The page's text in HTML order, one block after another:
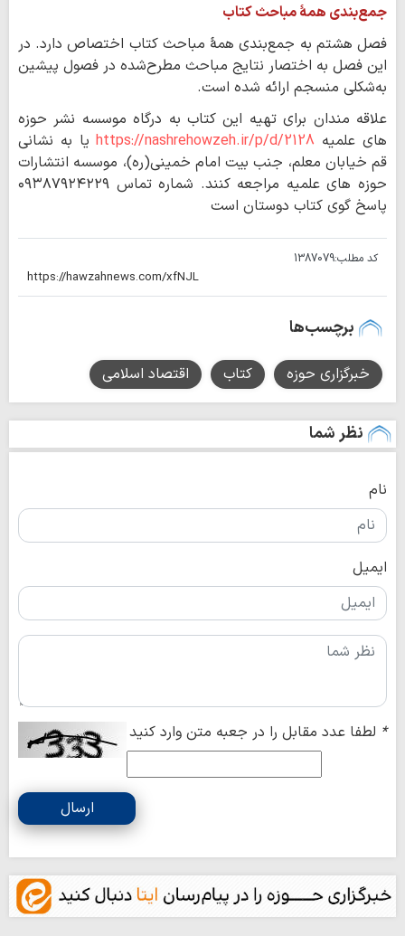
جمع‌بندی همهٔ مباحث کتاب
فصل هشتم به جمع‌بندی همهٔ مباحث کتاب اختصاص دارد. در
این فصل به ‌اختصار نتایج مباحث مطرح‌شده در فصول پیشین
به‌شکلی منسجم ارائه شده است.
علاقه مندان برای تهیه این کتاب به درگاه موسسه نشر حوزه
های علمیه https://nashrehowzeh.ir/p/d/2128یا به نشانی
قم خیابان معلم، جنب بیت امام خمینی(ره)، موسسه انتشارات
حوزه های علمیه مراجعه کنند. شماره تماس ۰۹۳۸۷۹۲۴۲۲۹
پاسخ گوی کتاب دوستان است
کد مطلب:1387079
برچسب‌ها
خبرگزاری حوزه کتاب اقتصاد اسلامی
نظر شما
نام
ایمیل
* لطفا عدد مقابل را در جعبه متن وارد کنید
ارسال